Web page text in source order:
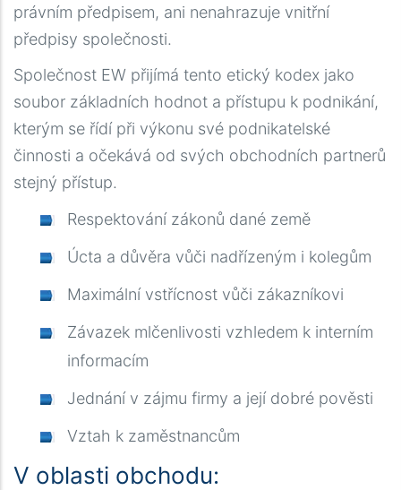
právním předpisem, ani nenahrazuje vnitřní
předpisy společnosti.
Společnost EW přijímá tento etický kodex jako
soubor základních hodnot a přístupu k podnikání,
kterým se řídí při výkonu své podnikatelské
činnosti a očekává od svých obchodních partnerů
stejný přístup.
Prima di scegliere una piattaforma di gioco, è utile
disponibili e le relative condizioni. Chi desidera
online in Italia può trovare informazioni chiare su
tipologie di offerte. Questo aiuta a individuare le
proprie esigenze. Un confronto accurato permette
di utilizzo del bonus.
Respektování zákonů dané země
Úcta a důvěra vůči nadřízeným i kolegům
Maximální vstřícnost vůči zákazníkovi
Závazek mlčenlivosti vzhledem k interním
informacím
Jednání v zájmu firmy a její dobré pověsti
Vztah k zaměstnancům
V oblasti obchodu: